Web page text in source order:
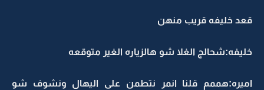
قعد خليفه قريب منهن
خليفه:شحالج الغلا شو هالزياره الغير متوقعه
اميره:هممم قلنا انمر نتطمن على اليهال ونشوف شو